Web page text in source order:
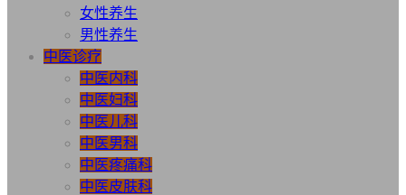
女性养生
男性养生
中医诊疗
中医内科
中医妇科
中医儿科
中医男科
中医疼痛科
中医皮肤科